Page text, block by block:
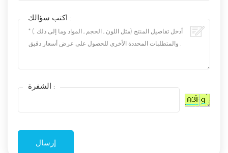
اكتب سؤالك :
الشفرة :